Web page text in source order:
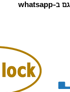
גם ב-whatsapp